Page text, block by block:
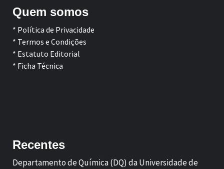
Quem somos
* Política de Privacidade
* Termos e Condições
* Estatuto Editorial
* Ficha Técnica
Recentes
Departamento de Química (DQ) da Universidade de